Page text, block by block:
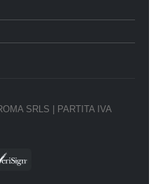
SRLS | PARTITA IVA